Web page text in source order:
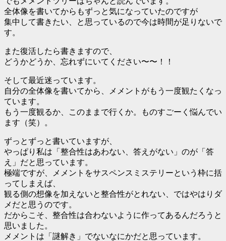
全体像を書いてからもずっと気になっていたのですが
集中して書きたい、と思っているので今は時間が足りないで
す。
また復活したら書きますので、
どうかどうか、忘れずにいてください〜〜！！
そして最近迷っています。
自分の全体像を書いてから、メメントがもう一度観たくなっ
ています。
もう一度観るか、このままで行くか。ものすごーく悩んでい
ます（笑）。
ずっとずっと書いていますが、
やっぱり私は「整合性はあわない、答えがない」のが「答
え」だと思っています。
極端ですが、メメントをサスペンスミステリーという枠に括
ってしまえば、
観る側の想像を加えないと整合性がとれない、ではやはりダ
メだと思うのです。
だからこそ、整合性は合わないように作ってあるんだろうと
思いました。
メメントは「謎解き」でないなにかだと思っています。